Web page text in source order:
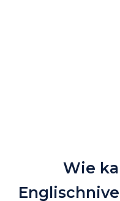
Wie